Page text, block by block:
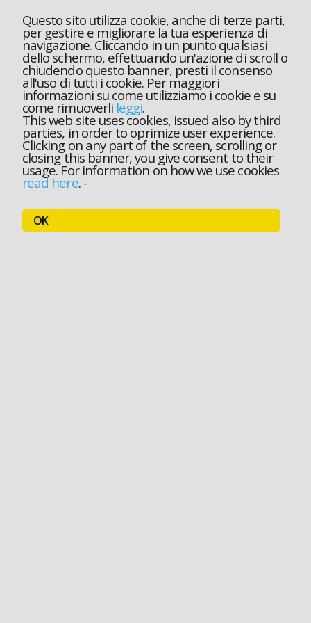
Questo sito utilizza cookie, anche di terze parti,
per gestire e migliorare la tua esperienza di
navigazione. Cliccando in un punto qualsiasi
dello schermo, effettuando un'azione di scroll o
chiudendo questo banner, presti il consenso
all'uso di tutti i cookie. Per maggiori
informazioni su come utilizziamo i cookie e su
come rimuoverli leggi.
This web site uses cookies, issued also by third
parties, in order to oprimize user experience.
Clicking on any part of the screen, scrolling or
closing this banner, you give consent to their
usage. For information on how we use cookies
read here.-
OK